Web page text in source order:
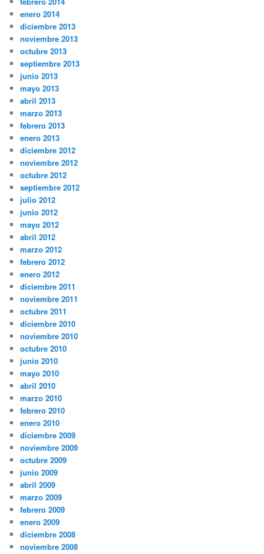
enero 2014
diciembre 2013
noviembre 2013
octubre 2013
septiembre 2013
junio 2013
mayo 2013
abril 2013
marzo 2013
febrero 2013
enero 2013
diciembre 2012
noviembre 2012
octubre 2012
septiembre 2012
julio 2012
junio 2012
mayo 2012
abril 2012
marzo 2012
febrero 2012
enero 2012
diciembre 2011
noviembre 2011
octubre 2011
diciembre 2010
noviembre 2010
octubre 2010
junio 2010
mayo 2010
abril 2010
marzo 2010
febrero 2010
enero 2010
diciembre 2009
noviembre 2009
octubre 2009
junio 2009
abril 2009
marzo 2009
febrero 2009
enero 2009
diciembre 2008
noviembre 2008